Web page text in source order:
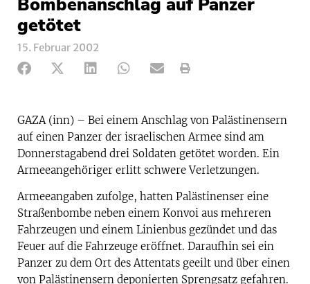
getötet
15. Februar 2002
GAZA (inn) – Bei einem Anschlag von Palästinensern
auf einen Panzer der israelischen Armee sind am
Donnerstagabend drei Soldaten getötet worden. Ein
Armeeangehöriger erlitt schwere Verletzungen.
Armeeangaben zufolge, hatten Palästinenser eine
Straßenbombe neben einem Konvoi aus mehreren
Fahrzeugen und einem Linienbus gezündet und das
Feuer auf die Fahrzeuge eröffnet. Daraufhin sei ein
Panzer zu dem Ort des Attentats geeilt und über einen
von Palästinensern deponierten Sprengsatz gefahren.